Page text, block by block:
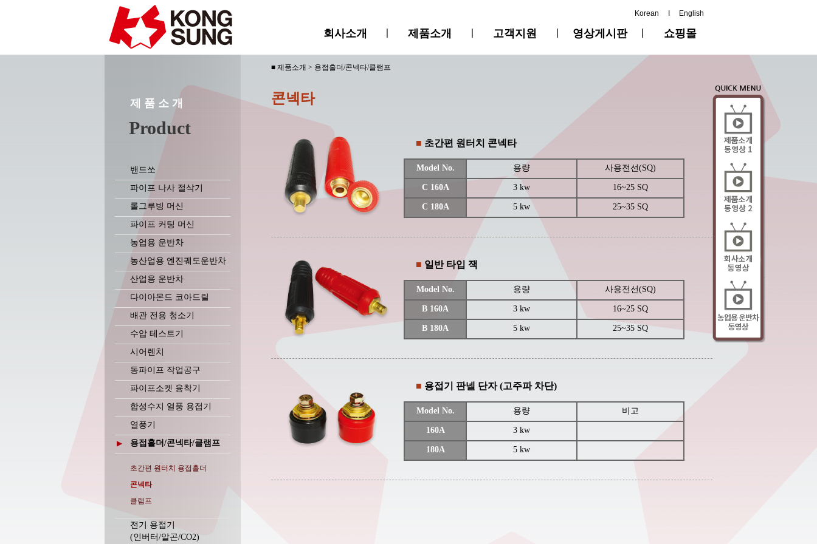
Korean English
회사소개 제품소개 고객지원 영상게시판 쇼핑몰
제 품 소 개
Product
밴드쏘
파이프 나사 절삭기
롤그루빙 머신
파이프 커팅 머신
농업용 운반차
농산업용 엔진궤도운반차
산업용 운반차
다이아몬드 코아드릴
배관 전용 청소기
수압 테스트기
시어렌치
동파이프 작업공구
파이프소켓 융착기
합성수지 열풍 용접기
열풍기
▶ 용접홀더/콘넥타/클램프
초간편 원터치 용접홀더
콘넥타
클램프
전기 용접기
(인버터/알곤/CO2)
■ 제품소개 > 용접홀더/콘넥타/클램프
콘넥타
■ 초간편 원터치 콘넥타
Model No. 용량 사용전선(SQ)
C 160A 3 kw 16~25 SQ
C 180A 5 kw 25~35 SQ
■ 일반 타입 잭
Model No. 용량 사용전선(SQ)
B 160A 3 kw 16~25 SQ
B 180A 5 kw 25~35 SQ
■ 용접기 판넬 단자 (고주파 차단)
Model No. 용량 비고
160A 3 kw
180A 5 kw